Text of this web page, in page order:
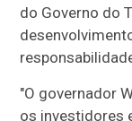
do Governo do
"O governador
os investidores